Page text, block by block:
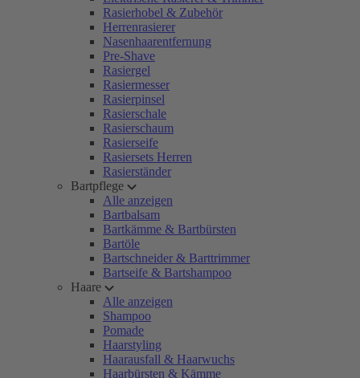
Rasierhobel & Zubehör
Herrenrasierer
Nasenhaarentfernung
Pre-Shave
Rasiergel
Rasiermesser
Rasierpinsel
Rasierschale
Rasierschaum
Rasierseife
Rasiersets Herren
Rasierständer
Bartpflege
Alle anzeigen
Bartbalsam
Bartkämme & Bartbürsten
Bartöle
Bartschneider & Barttrimmer
Bartseife & Bartshampoo
Haare
Alle anzeigen
Shampoo
Pomade
Haarstyling
Haarausfall & Haarwuchs
Haarbürsten & Kämme